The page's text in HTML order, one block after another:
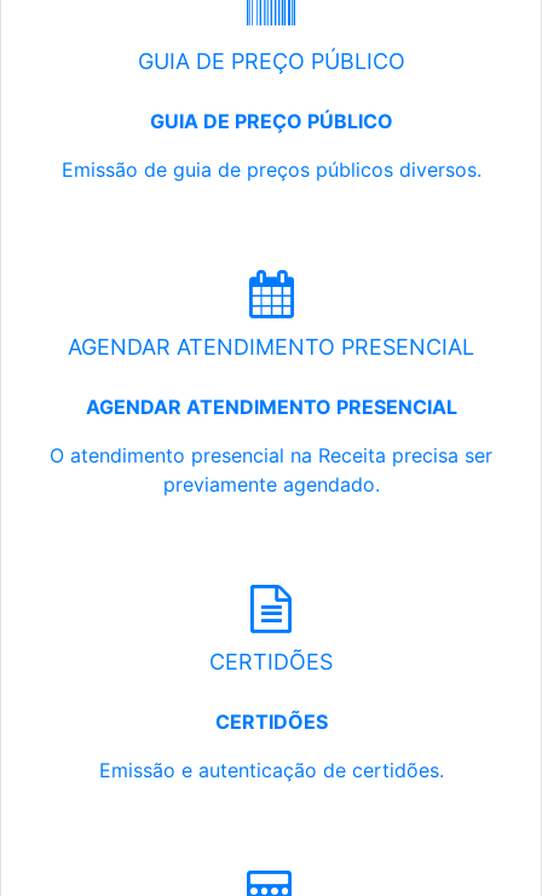
GUIA DE PREÇO PÚBLICO
GUIA DE PREÇO PÚBLICO
Emissão de guia de preços públicos diversos.
AGENDAR ATENDIMENTO PRESENCIAL
AGENDAR ATENDIMENTO PRESENCIAL
O atendimento presencial na Receita precisa ser
previamente agendado.
CERTIDÕES
CERTIDÕES
Emissão e autenticação de certidões.